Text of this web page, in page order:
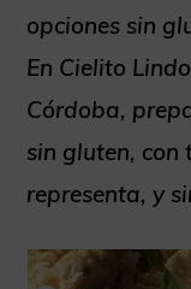
de
la
red
Gluten.
opciones sin
En Cielito
Córdoba,
sin gluten, con
representa, y